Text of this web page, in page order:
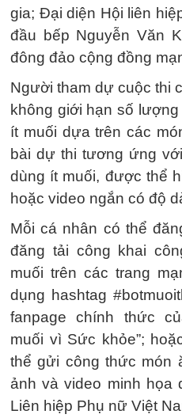
gia; Đại diện Hội liên
đầu bếp Nguyễn Văn
đông đảo cộng đồng
Người tham dự cuộc thi
không giới hạn số
ít muối dựa trên các
bài dự thi tương ứng
dùng ít muối, được thể
hoặc video ngắn có độ
Mỗi cá nhân có thể
đăng tải công khai
muối trên các trang
dụng hashtag
fanpage chính thức
muối vì Sức khỏe”;
thể gửi công thức món
ảnh và video minh họa
Liên hiệp Phụ nữ Việt